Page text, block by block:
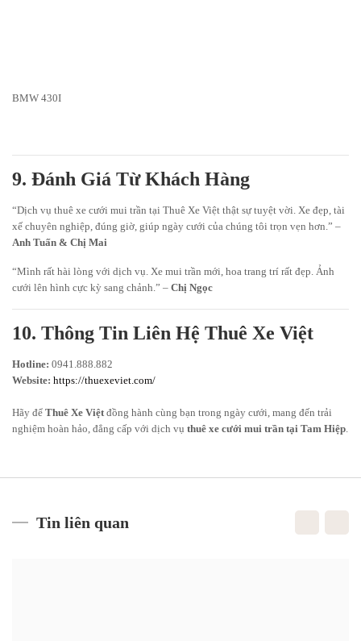
BMW 430I
9. Đánh Giá Từ Khách Hàng
“Dịch vụ thuê xe cưới mui trần tại Thuê Xe Việt thật sự tuyệt vời. Xe đẹp, tài
xế chuyên nghiệp, đúng giờ, giúp ngày cưới của chúng tôi trọn vẹn hơn.” –
Anh Tuấn & Chị Mai
“Mình rất hài lòng với dịch vụ. Xe mui trần mới, hoa trang trí rất đẹp. Ảnh
cưới lên hình cực kỳ sang chảnh.” – Chị Ngọc
10. Thông Tin Liên Hệ Thuê Xe Việt
Hotline: 0941.888.882
Website: https://thuexeviet.com/
Hãy để Thuê Xe Việtđồng hành cùng bạn trong ngày cưới, mang đến trải
nghiệm hoàn hảo, đẳng cấp với dịch vụ thuê xe cưới mui trần tại Tam Hiệp.
Tin liên quan